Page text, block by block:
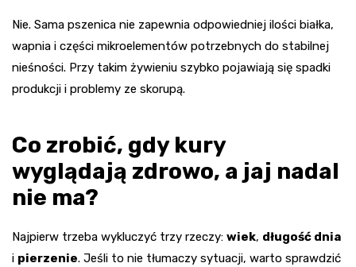
Nie. Sama pszenica nie zapewnia odpowiedniej ilości białka,
wapnia i części mikroelementów potrzebnych do stabilnej
nieśności. Przy takim żywieniu szybko pojawiają się spadki
produkcji i problemy ze skorupą.
Co zrobić, gdy kury
wyglądają zdrowo, a jaj nadal
nie ma?
Najpierw trzeba wykluczyć trzy rzeczy: wiek, długość dnia
i pierzenie. Jeśli to nie tłumaczy sytuacji, warto sprawdzić